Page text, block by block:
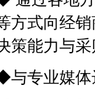
方式向经
策能力与
与专业媒体